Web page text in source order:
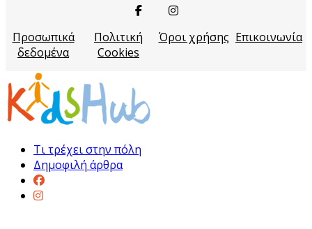
Προσωπικά
δεδομένα
Πολιτική
Cookies
Όροι χρήσης Επικοινωνία
Τι τρέχει στην πόλη
Δημοφιλή άρθρα